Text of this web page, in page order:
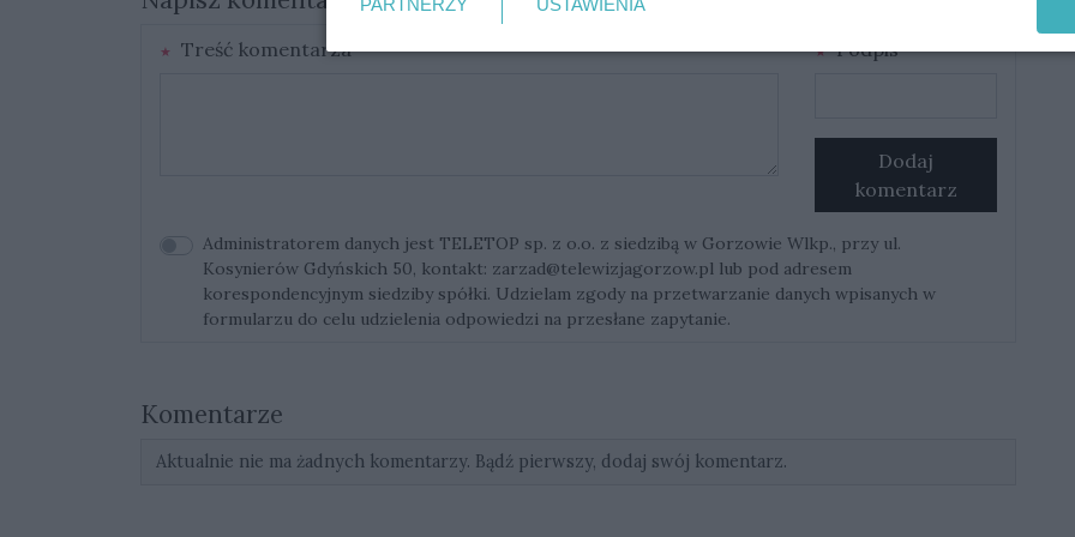
Treść komentarza Podpis
Dodaj
komentarz
Administratorem danych jest TELETOP sp. z o.o. z siedzibą w Gorzowie Wlkp., przy ul.
Kosynierów Gdyńskich 50, kontakt: zarzad@telewizjagorzow.pl lub pod adresem
korespondencyjnym siedziby spółki. Udzielam zgody na przetwarzanie danych wpisanych w
formularzu do celu udzielenia odpowiedzi na przesłane zapytanie.
Komentarze
Aktualnie nie ma żadnych komentarzy. Bądź pierwszy, dodaj swój komentarz.